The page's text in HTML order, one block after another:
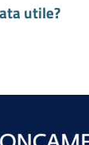
utile?